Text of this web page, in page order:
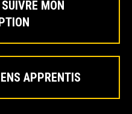
MON
APPRENTIS